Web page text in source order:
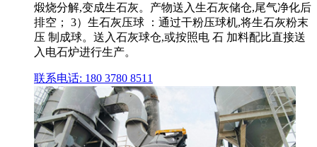
煅烧分解,变成生石灰。产物送入生石灰储仓,尾气净化后
排空； 3）生石灰压球 ：通过干粉压球机,将生石灰粉末
压 制成球。送入石灰球仓,或按照电 石 加料配比直接送
入电石炉进行生产。
联系电话: 180 3780 8511